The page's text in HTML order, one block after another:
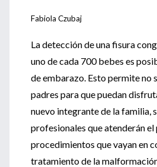
Fabiola Czubaj
La detección de una fisura
uno de cada 700 bebes es
de embarazo. Esto permite no
padres para que puedan
nuevo integrante de la familia,
profesionales que atenderán
procedimientos que vayan en
tratamiento de la